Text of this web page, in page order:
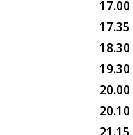
17.00
17.35
18.30
19.30
20.00
20.10
21.15